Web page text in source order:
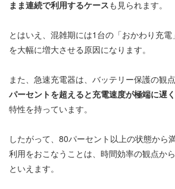
まま連続で利用するケースも見られます。
とはいえ、混雑期には1台の「おかわり充
を大幅に増大させる原因になります。
また、急速充電器は、バッテリー保護の観点
パーセントを超えると充電速度が極端に遅
特性を持っています。
したがって、80パーセント以上の状態から
利用をおこなうことは、時間効率の観点か
といえます。